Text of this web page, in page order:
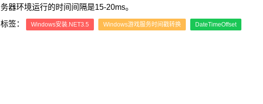
务器环境运行的时间间隔是15-20ms。
标签：
Windows安装.NET3.5 Windows游戏服务时间戳转换 DateTimeOffset